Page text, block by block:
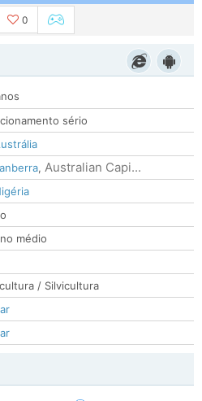
0
sério
, Australian Capi...
médio
/ Silvicultura